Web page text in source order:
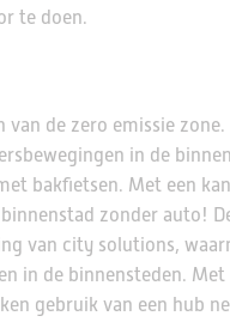
te doen.
de zero emissie zone.
in de
bakfietsen. Met een
zonder auto!
van city solutions,
in de binnensteden. Met
gebruik van een hub